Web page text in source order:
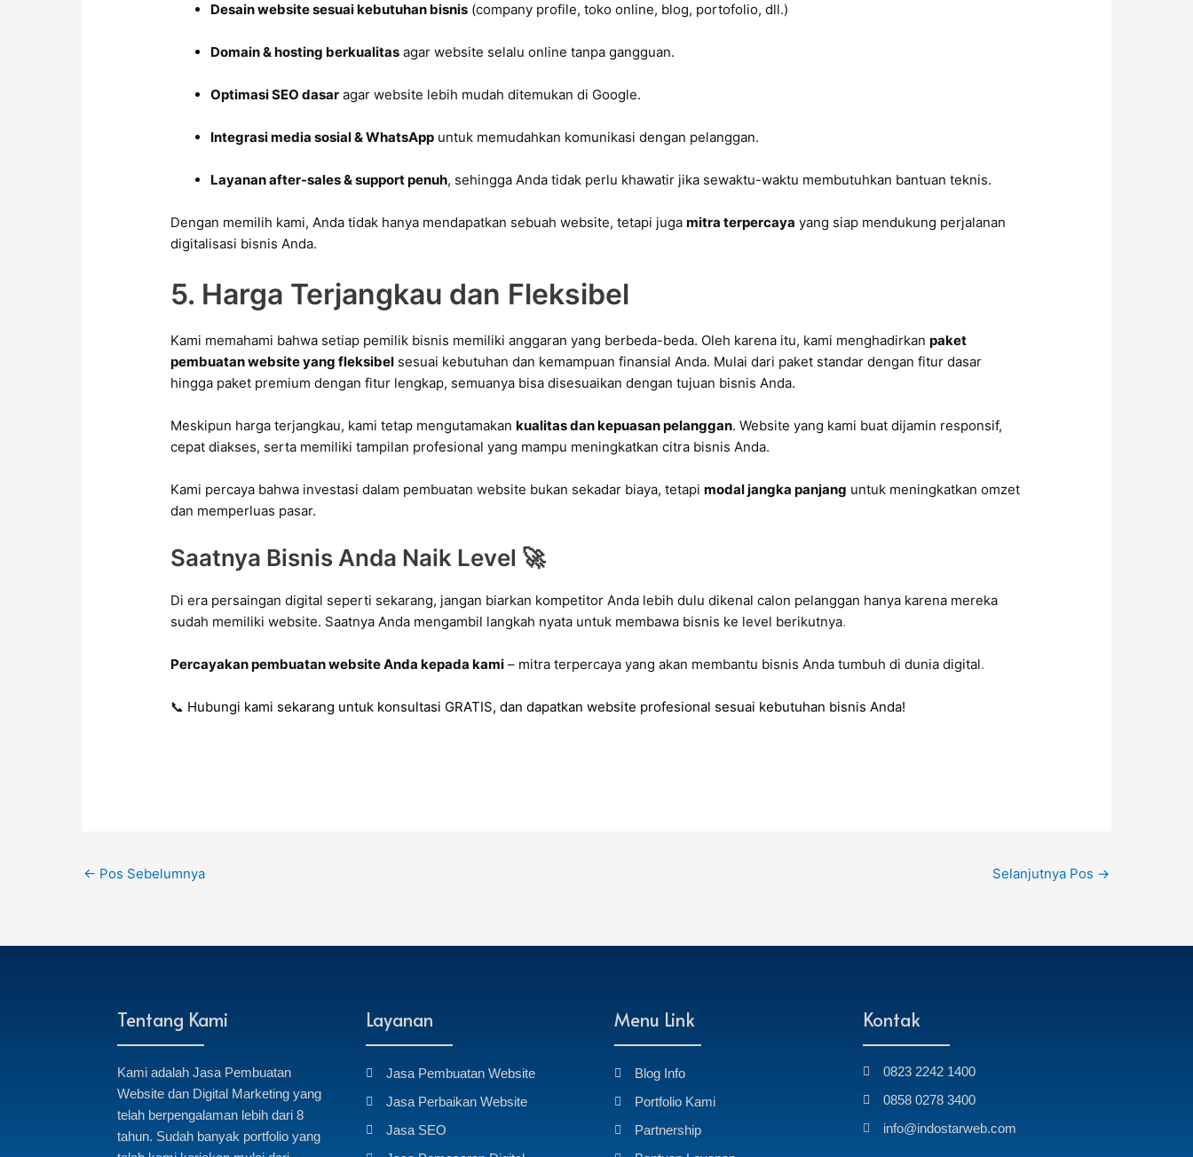
Desain website sesuai kebutuhan bisnis (company profile, toko online, blog, portofolio, dll.)
Domain & hosting berkualitas agar website selalu online tanpa gangguan.
Optimasi SEO dasar agar website lebih mudah ditemukan di Google.
Integrasi media sosial & WhatsApp untuk memudahkan komunikasi dengan pelanggan.
Layanan after-sales & support penuh, sehingga Anda tidak perlu khawatir jika sewaktu-waktu membutuhkan bantuan teknis.
Dengan memilih kami, Anda tidak hanya mendapatkan sebuah website, tetapi jugamitra terpercaya yang siap mendukung perjalanan
digitalisasi bisnis Anda.
5. Harga Terjangkau dan Fleksibel
Kami memahami bahwa setiap pemilik bisnis memiliki anggaran yang berbeda-beda. Oleh karena itu, kami menghadirkanpaket
pembuatan website yang fleksibel sesuai kebutuhan dan kemampuan finansial Anda. Mulai dari paket standar dengan fitur dasar
hingga paket premium dengan fitur lengkap, semuanya bisa disesuaikan dengan tujuan bisnis Anda.
Meskipun harga terjangkau, kami tetap mengutamakankualitas dan kepuasan pelanggan. Website yang kami buat dijamin responsif,
cepat diakses, serta memiliki tampilan profesional yang mampu meningkatkan citra bisnis Anda.
Kami percaya bahwa investasi dalam pembuatan website bukan sekadar biaya, tetapimodal jangka panjang untuk meningkatkan omzet
dan memperluas pasar.
Saatnya Bisnis Anda Naik Level 🚀
Di era persaingan digital seperti sekarang, jangan biarkan kompetitor Anda lebih dulu dikenal calon pelanggan hanya karena mereka
sudah memiliki website. Saatnya Anda mengambil langkah nyata untuk membawa bisnis ke level berikutnya.
Percayakan pembuatan website Anda kepada kami – mitra terpercaya yang akan membantu bisnis Anda tumbuh di dunia digital.
📞 Hubungi kami sekarang untuk konsultasi GRATIS, dan dapatkan website profesional sesuai kebutuhan bisnis Anda!
← Pos Sebelumnya Selanjutnya Pos →
Tentang Kami
Kami adalah Jasa Pembuatan
Website dan Digital Marketing yang
telah berpengalaman lebih dari 8
tahun. Sudah banyak portfolio yang
Layanan
Jasa Pembuatan Website
Jasa Perbaikan Website
Jasa SEO
Menu Link
Blog Info
Portfolio Kami
Partnership
Kontak
0823 2242 1400
0858 0278 3400
info@indostarweb.com